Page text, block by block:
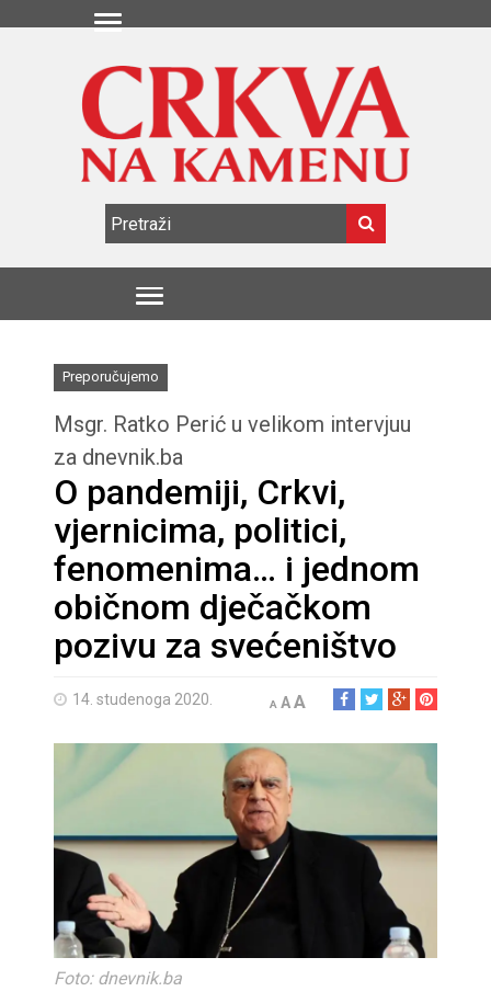
Preporučujemo
Msgr. Ratko Perić u velikom intervjuu
za dnevnik.ba
O pandemiji, Crkvi,
vjernicima, politici,
fenomenima… i jednom
običnom dječačkom
pozivu za svećeništvo
14. studenoga 2020. A AA
Foto: dnevnik.ba